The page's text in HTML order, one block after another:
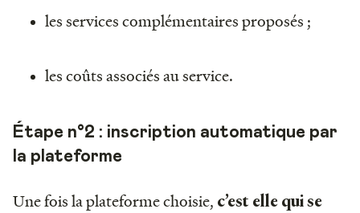
les services complémentaires proposés ;
les coûts associés au service.
Étape n°2 : inscription automatique par
la plateforme
Une fois la plateforme choisie, c’est elle qui se